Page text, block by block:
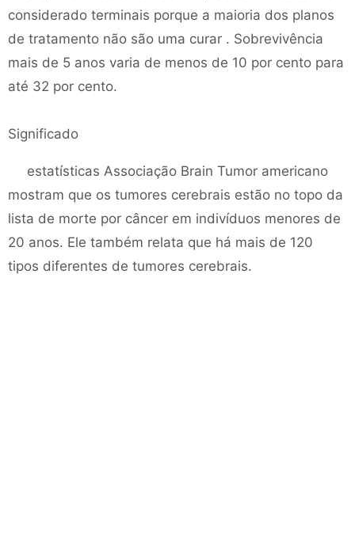
considerado terminais porque a maioria dos planos
de tratamento não são uma curar . Sobrevivência
mais de 5 anos varia de menos de 10 por cento para
até 32 por cento.
Significado
estatísticas Associação Brain Tumor americano
mostram que os tumores cerebrais estão no topo da
lista de morte por câncer em indivíduos menores de
20 anos. Ele também relata que há mais de 120
tipos diferentes de tumores cerebrais.